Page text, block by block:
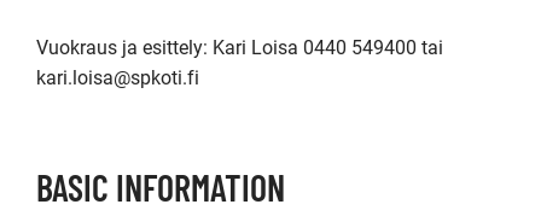
Vuokraus ja esittely: Kari Loisa 0440 549400 tai
kari.loisa@spkoti.fi
BASIC INFORMATION